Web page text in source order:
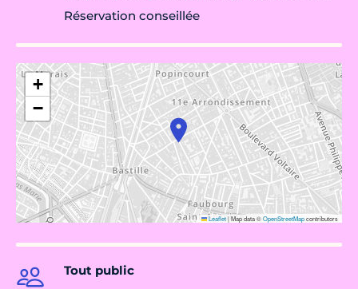
Réservation conseillée
+
−
Leaflet|Map data ©OpenStreetMapcontributors
Tout public